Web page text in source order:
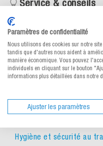
Service & conseils
Documents
Catégories
Hygiène et sécurité au
Paramètres de confidentialité
Nous utilisons des cookies sur notre
tandis que d'autres nous aident à
manière économique. Vous pouvez
individuels en cliquant sur le bouton
informations plus détaillées dans notre
Ajuster les paramètres